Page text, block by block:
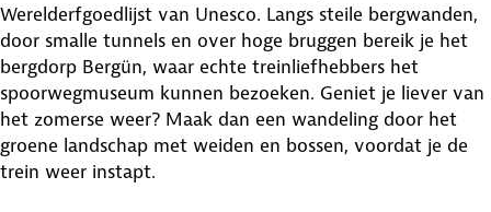
Werelderfgoedlijst van Unesco. Langs steile bergwanden,
door smalle tunnels en over hoge bruggen bereik je het
bergdorp Bergün, waar echte treinliefhebbers het
spoorwegmuseum kunnen bezoeken. Geniet je liever van
het zomerse weer? Maak dan een wandeling door het
groene landschap met weiden en bossen, voordat je de
trein weer instapt.